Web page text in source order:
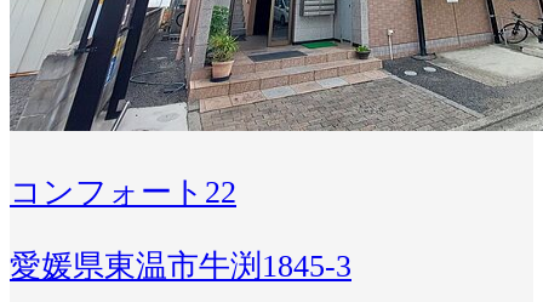
コンフォート22
愛媛県東温市牛渕1845-3